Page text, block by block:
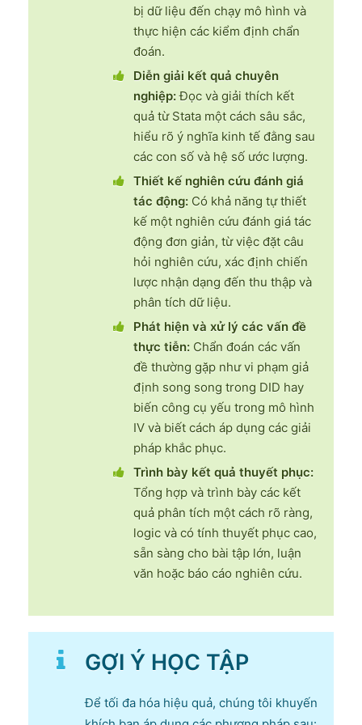
bị dữ liệu đến chạy mô hình và
thực hiện các kiểm định chẩn
đoán.
Diễn giải kết quả chuyên
nghiệp:Đọc và giải thích kết
quả từ Stata một cách sâu sắc,
hiểu rõ ý nghĩa kinh tế đằng sau
các con số và hệ số ước lượng.
Thiết kế nghiên cứu đánh giá
tác động: Có khả năng tự thiết
kế một nghiên cứu đánh giá tác
động đơn giản, từ việc đặt câu
hỏi nghiên cứu, xác định chiến
lược nhận dạng đến thu thập và
phân tích dữ liệu.
Phát hiện và xử lý các vấn đề
thực tiễn: Chẩn đoán các vấn
đề thường gặp như vi phạm giả
định song song trong DID hay
biến công cụ yếu trong mô hình
IV và biết cách áp dụng các giải
pháp khắc phục.
Trình bày kết quả thuyết phục:
Tổng hợp và trình bày các kết
quả phân tích một cách rõ ràng,
logic và có tính thuyết phục cao,
sẵn sàng cho bài tập lớn, luận
văn hoặc báo cáo nghiên cứu.
GỢI Ý HỌC TẬP
Để tối đa hóa hiệu quả, chúng tôi khuyến